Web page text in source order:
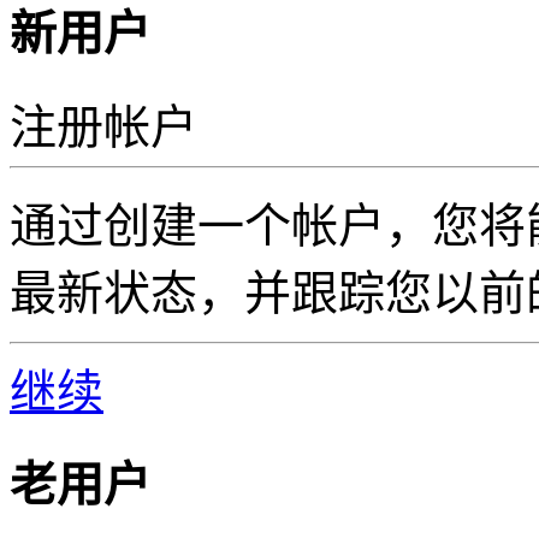
新用户
注册帐户
通过创建一个帐户，您
最新状态，并跟踪您以
继续
老用户